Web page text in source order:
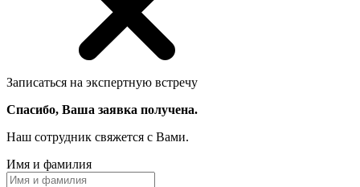
Записаться на экспертную встречу
Спасибо, Ваша заявка получена.
Наш сотрудник свяжется с Вами.
Имя и фамилия